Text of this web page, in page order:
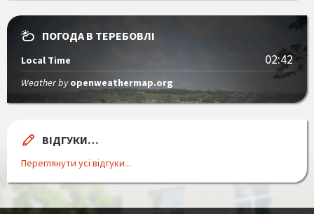
ПОГОДА В ТЕРЕБОВЛІ
Local Time 02:42
Weather byopenweathermap.org
ВІДГУКИ…
Переглянути усі відгуки...